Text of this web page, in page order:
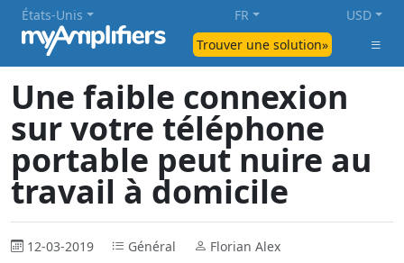
Trouver une solution»
États-Unis FR USD
Une faible connexion
sur votre téléphone
portable peut nuire au
travail à domicile
12-03-2019 Général Florian Alex